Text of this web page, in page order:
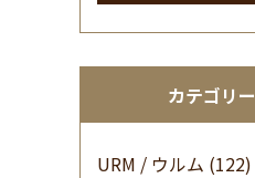
カテゴリー
URM / ウルム (122)